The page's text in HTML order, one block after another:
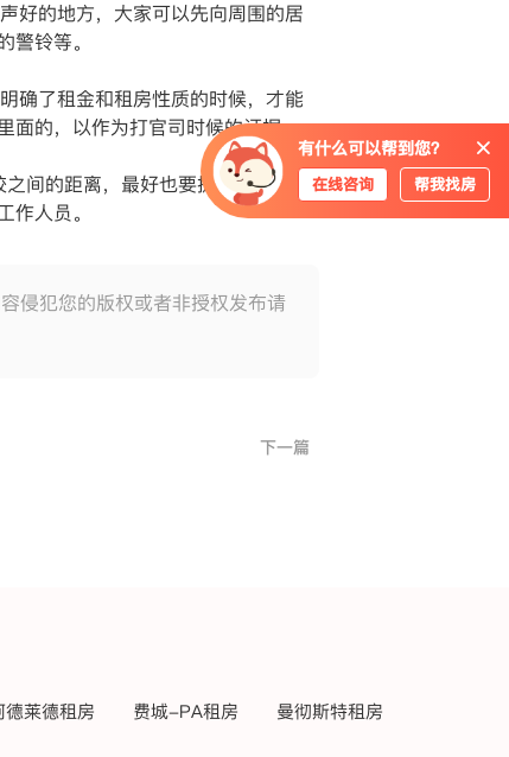
好的地方，大家可以先向周围的居
警铃等。
确了租金和租房性质的时候，才能
面的，以作为打官司时候的证据。
间的距离，最好也要提前计算下，
作人员。
侵犯您的版权或者非授权发布请
下一篇
德莱德租房 费城-PA租房
曼彻斯特租房
有什么可以帮到您？
在线咨询 帮我找房